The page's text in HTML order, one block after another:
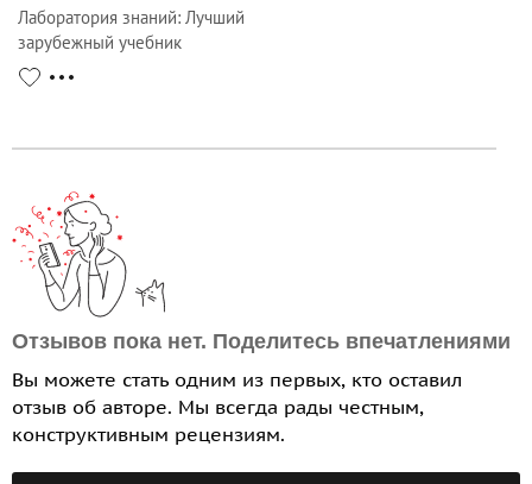
Лаборатория знаний: Лучший
зарубежный учебник
Отзывов пока нет. Поделитесь впечатлениями
Вы можете стать одним из первых, кто оставил
отзыв об авторе. Мы всегда рады честным,
конструктивным рецензиям.